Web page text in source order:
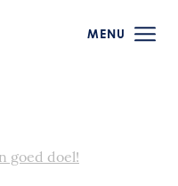
MENU
goed doel!